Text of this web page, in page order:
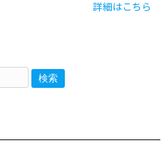
詳細はこちら